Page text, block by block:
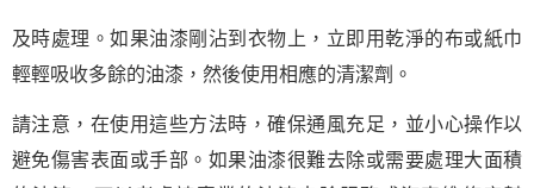
及時處理。如果油漆剛沾到衣物上，立即用乾淨的布或紙巾
輕輕吸收多餘的油漆，然後使用相應的清潔劑。
請注意，在使用這些方法時，確保通風充足，並小心操作以
避免傷害表面或手部。如果油漆很難去除或需要處理大面積